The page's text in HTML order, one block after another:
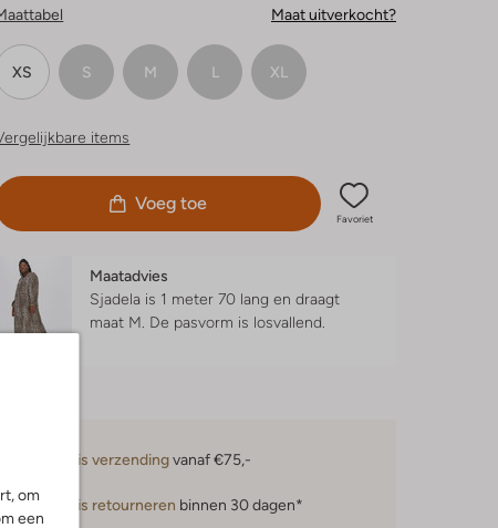
om
een
Maat uitverkocht?
XS S M L XL
items
Voeg toe
Favoriet
Maatadvies
Sjadela is 1 meter 70 lang en draagt
maat M. De pasvorm is losvallend.
Gratis verzendingvanaf €75,-
Gratis retourneren binnen 30 dagen*